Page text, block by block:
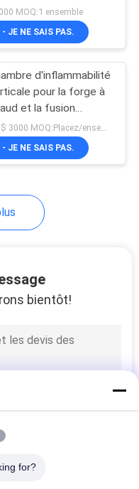
MOQ:1 ensemble
- JE NE SAIS PAS.
d'inflammabilité
pour la forge à
et la fusion
de laiton
US $ 3000 MOQ:Placez/ensemble
- JE NE SAIS PAS.
bientôt!
for?